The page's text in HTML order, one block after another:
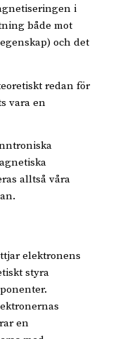
i
både mot
och det
redan för
vara en
alltså våra
elektronens
styra
en